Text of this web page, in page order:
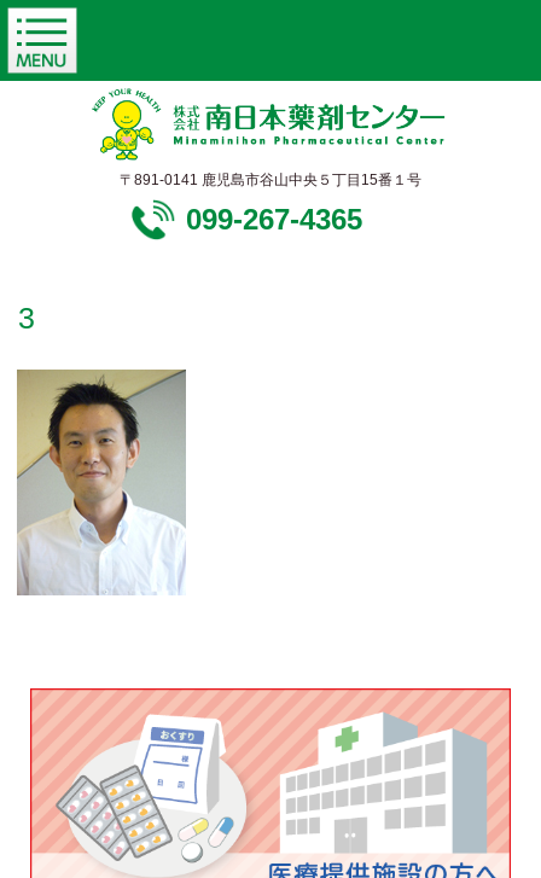
〒891-0141 鹿児島市谷山中央５丁目15番１号
099-267-4365
3